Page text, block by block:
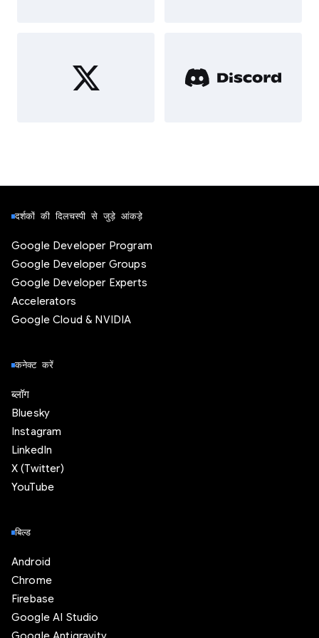
दर्शकों की दिलचस्पी से जुड़े आंकड़े
Google Developer Program
Google Developer Groups
Google Developer Experts
Accelerators
Google Cloud & NVIDIA
कनेक्ट करें
ब्लॉग
Bluesky
Instagram
LinkedIn
X (Twitter)
YouTube
बिल्ड
Android
Chrome
Firebase
Google AI Studio